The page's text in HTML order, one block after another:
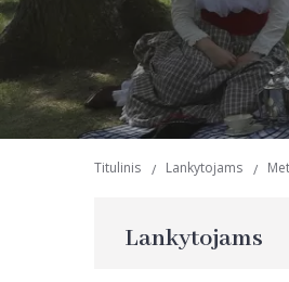
Titulinis Lankytojams
Lankytojams